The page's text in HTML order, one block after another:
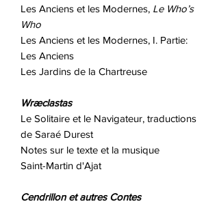
Les Anciens et les Modernes, Le Who’s
Who
Les Anciens et les Modernes, I. Partie:
Les Anciens
Les Jardins de la Chartreuse
Wræclastas
Le Solitaire et le Navigateur, traductions
de Saraé Durest
Notes sur le texte et la musique
Saint-Martin d'Ajat
Cendrillon et autres Contes